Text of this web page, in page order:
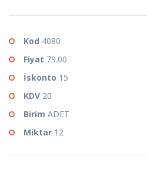
Kod 4080
Fiyat 79.00
İskonto 15
KDV 20
Birim ADET
Miktar 12